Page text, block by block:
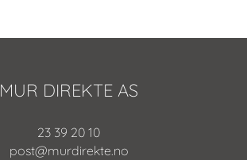
MUR DIREKTE AS
23 39 20 10
post@murdirekte.no